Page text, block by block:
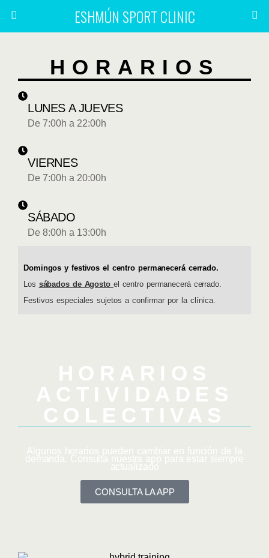
ESHMÚN SPORT CLINIC
HORARIOS
LUNES A JUEVES
De 7:00h a 22:00h
VIERNES
De 7:00h a 20:00h
SÁBADO
De 8:00h a 13:00h
Domingos y festivos el centro permanecerá cerrado.
Los sábados de Agosto el centro permanecerá cerrado.
Festivos especiales sujetos a confirmar por la clínica.
HORARIOS
ACTIVIDADES
COLECTIVAS
Algunos horarios pueden cambiar en función de la
demanda. Consulta nuestra app para estar siempre
actualizado
CONSULTA LA APP